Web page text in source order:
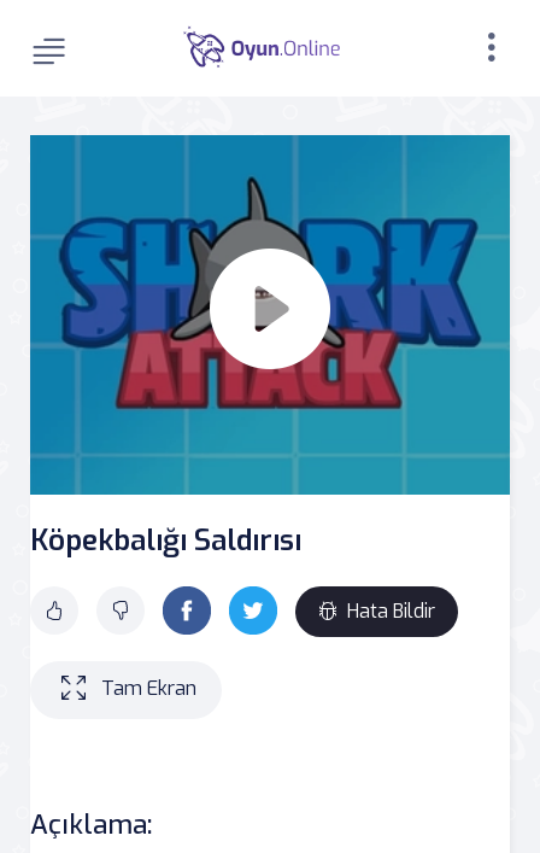
Köpekbalığı Saldırısı
Hata Bildir
Tam Ekran
Açıklama: